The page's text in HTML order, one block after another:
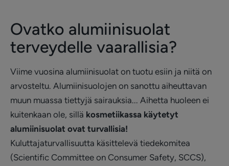
Ovatko alumiinisuolat
terveydelle vaarallisia?
Viime vuosina alumiinisuolat on tuotu esiin ja niitä on
arvosteltu. Alumiinisuolojen on sanottu aiheuttavan
muun muassa tiettyjä sairauksia... Aihetta huoleen ei
kuitenkaan ole, sillä kosmetiikassa käytetyt
alumiinisuolat ovat turvallisia!
Kuluttajaturvallisuutta käsittelevä tiedekomitea
(Scientific Committee on Consumer Safety, SCCS),